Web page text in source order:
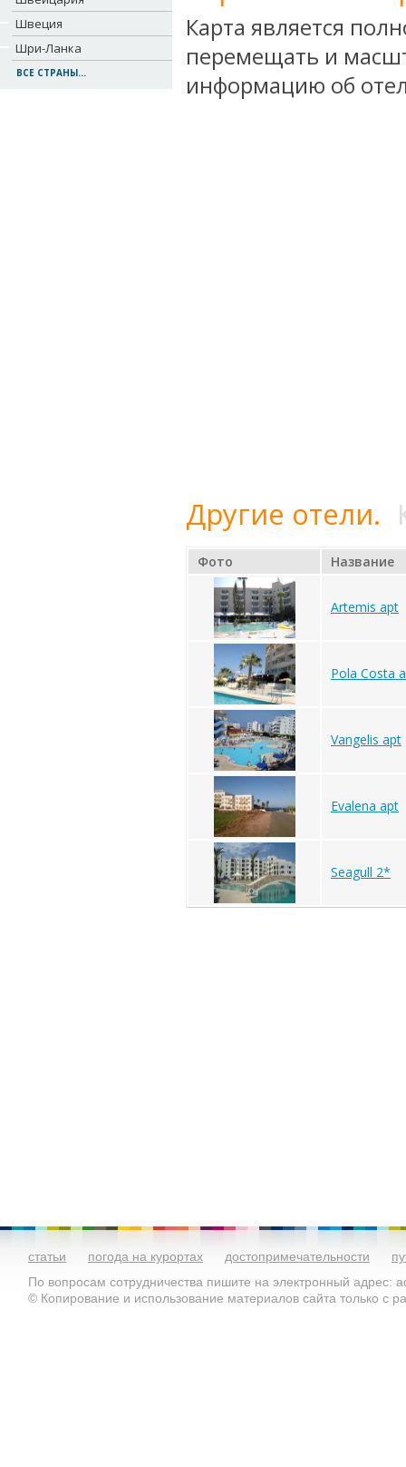
Швеция
Шри-Ланка
ВСЕ СТРАНЫ...
Карта является
перемещать и
информацию об
Другие отели.
Фото Название
Artemis apt
Pola Costa
Vangelis apt
Evalena apt
Seagull 2*
статьи погода на курортах достопримечательности
По вопросам сотрудничества пишите на электронный адрес:
© Копирование и использование материалов сайта только с